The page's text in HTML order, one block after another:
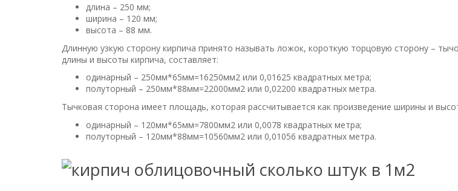
длина – 250 мм;
ширина – 120 мм;
высота – 88 мм.
Длинную узкую сторону кирпича принято называть ложок, короткую торцовую сторону –
длины и высоты кирпича, составляет:
одинарный – 250мм*65мм=16250мм2 или 0,01625 квадратных метра;
полуторный – 250мм*88мм=22000мм2 или 0,02200 квадратных метра.
Тычковая сторона имеет площадь, которая рассчитывается как произведение ширины и
одинарный – 120мм*65мм=7800мм2 или 0,0078 квадратных метра;
полуторный – 120мм*88мм=10560мм2 или 0,01056 квадратных метра.